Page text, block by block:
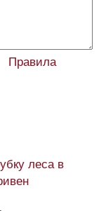
Правила
леса в